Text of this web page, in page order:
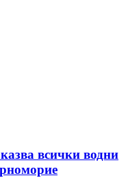
всички водни